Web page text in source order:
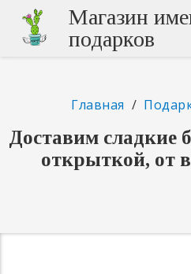
Магазин
подарков
Главная /
Доставим сладкие
открыткой, от